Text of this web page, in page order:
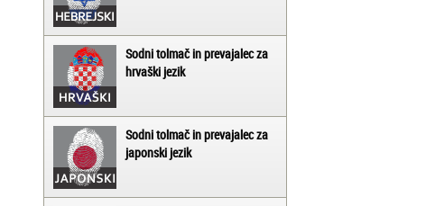
Sodni tolmač in prevajalec za
hrvaški jezik
Sodni tolmač in prevajalec za
japonski jezik